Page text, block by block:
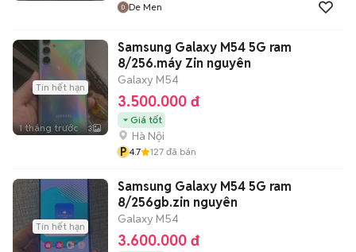
De Men
Tin hết hạn
1 tháng trước 3
Samsung Galaxy M54 5G ram
8/256.máy Zin nguyên
Galaxy M54
3.500.000 đ
Giá tốt
Hà Nội
P 4.7 127 đã bán
Tin hết hạn
Samsung Galaxy M54 5G ram
8/256gb.zin nguyên
Galaxy M54
3.600.000 đ